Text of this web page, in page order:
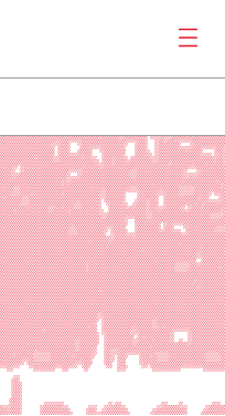
░░▒▒▒▒▒▒▒▒▒▒▒▒▒▒▒▒▒▒▒░░   ░▒▒▒▒░   ░░▒▒▒▒▒▒▒▒▒░
░▒▒▒▒░    ░▒▒▒▒░░░░░▒▒▒▒▒▒▒▒▒▒░    ░▒▒▒▒░
░▒▒▒▒░   ░▒▒▒▒▒░   ░░▒▒▒▒▒▒▒▒▒▒    ░▒▒▒▒░░  ░░▒▒▒▒▒▒▒▒▒▒▒▒░▒▒▒▒▒▒░
░▒▒▒▒░░░░░▒▒▒▒▒░    ░▒▒▒▒▒▒▒▒▒░    ░▒▒▒▒▒░░ ░░▒▒▒▒▒▒▒▒▒▒▒▒▒▒▒▒▒▒▒░░░░░
░▒▒▒▒░▒▒▒▒░░
░░▒▒▒▒▒▒▒▒▒▒▒▒▒▒▒▒▒▒▒▒░░░░░░▒▒▒▒▒▒▒▒▒▒▒▒▒▒▒▒▒▒▒▒▒▒░░░▒▒▒▒▒▒▒▒▒▒▒▒▒▒▒▒▒▒▒▒▒░░
░▒▒▒▒▒▒▒▒░░░░▒▒▒▒▒▒░░░░░░░▒▒▒▒▒▒░░
░▒▒▒▒▒▒▒▒░  ░▒▒▒▒▒▒▒▒▒▒▒▒▒▒▒░▒▒▒░
░▒▒▒▒▒▒▒▒░    ░░▒▒▒░░▒▒▒░
░░▒▒▒▒▒░░░  ░░▒▒▒▒░░▒▒▒░
░▒▒▒▒▒▒▒░░▒░▒▒▒▒▒░░▒▒▒░░░░▒▒▒▒▒▒▒░░
░▒▒▒▒▒▒▒▒▒▒░
░▒▒▒▒▒▒▒▒▒▒░ ░▒▒▒░
░▒▒▒▒▒▒░   ░▒▒▒▒▒▒▒▒▒▒░░░▒▒▒░░░░
░░▒▒▒▒▒▒▒▒▒▒▒░░░░▒▒▒▒▒▒▒▒▒▒▒▒▒▒░░
░▒▒▒▒▒▒▒▒▒▒▒▒░ ░▒▒░▒▒▒▒▒▒▒▒▒▒▒░░
░▒▒▒▒▒▒▒▒▒▒▒▒░░░▒▒▒▒▒▒░▒▒▒▒▒▒▒░░  ░░
░▒▒░░ ░▒▒▒░
░▒▒░░ ░▒▒▒
░▒▒▒▒▒▒▒▒▒▒▒▒▒▒▒▒▒▒▒▒▒░░░░▒▒▒░     ░▒▒░  ░▒▒▒
░░▒▒▒▒▒▒▒▒▒▒░░░▒▒▒░░░░  ░▒▒░       ░░░  ░▒▒▒░      ░░░
░░░         ░░░░░░░░░░   ░░░       ░░             ░░░░            ░░░░░░░░░░░░░
░░░
░▒▒░
░▒▒▒░
░▒▒▒░
░▒▒▒░
░▒▒▒░
░▒▒▒░
░▒▒▒▒░
░▒▒▒▒░          ░░░░░░░░░                    ░░ ░░░                  ░░░     ░░             ░░░░
░░▒▒▒▒▒▒▒▒░░░         ░░░░   ░░░▒▒▒▒▒░░              ░░░▒▒▒▒▒▒▒░░░░
░▒▒▒▒▒▒▒▒▒▒▒▒░       ░▒▒▒░  ░░▒▒▒▒▒▒▒▒▒░           ░░▒▒▒▒▒▒▒▒▒▒▒▒▒░
░▒▒▒▒▒▒▒▒▒▒▒▒▒░      ░▒▒▒░░░▒▒▒▒▒▒▒▒▒▒▒▒░         ░░▒▒▒▒▒▒▒▒▒▒▒▒▒▒░